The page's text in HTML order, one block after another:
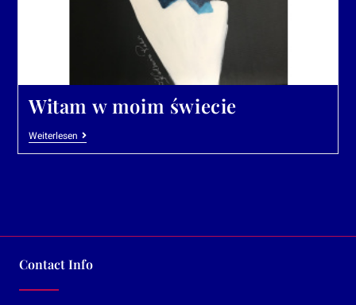
Witam w moim świecie
Weiterlesen
Contact Info